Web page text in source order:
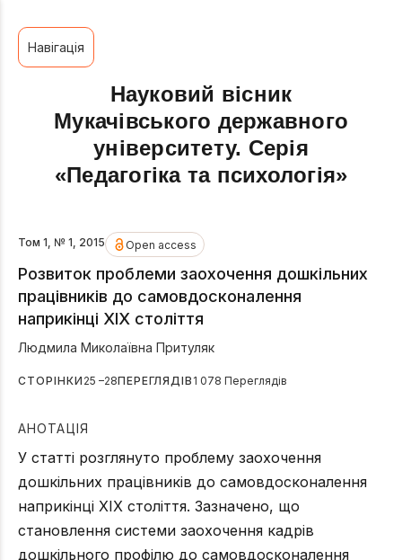
Навігація
Науковий вісник
Мукачівського державного
університету. Серія
«Педагогіка та психологія»
Том 1, № 1, 2015 Open access
Розвиток проблеми заохочення дошкільних
працівників до самовдосконалення
наприкінці XIX століття
Людмила Миколаївна Притуляк
СТОРІНКИ 25 –28ПЕРЕГЛЯДІВ 1 078 Переглядів
АНОТАЦІЯ
У статті розглянуто проблему заохочення
дошкільних працівників до самовдосконалення
наприкінці ХІХ століття. Зазначено, що
становлення системи заохочення кадрів
дошкільного профілю до самовдосконалення